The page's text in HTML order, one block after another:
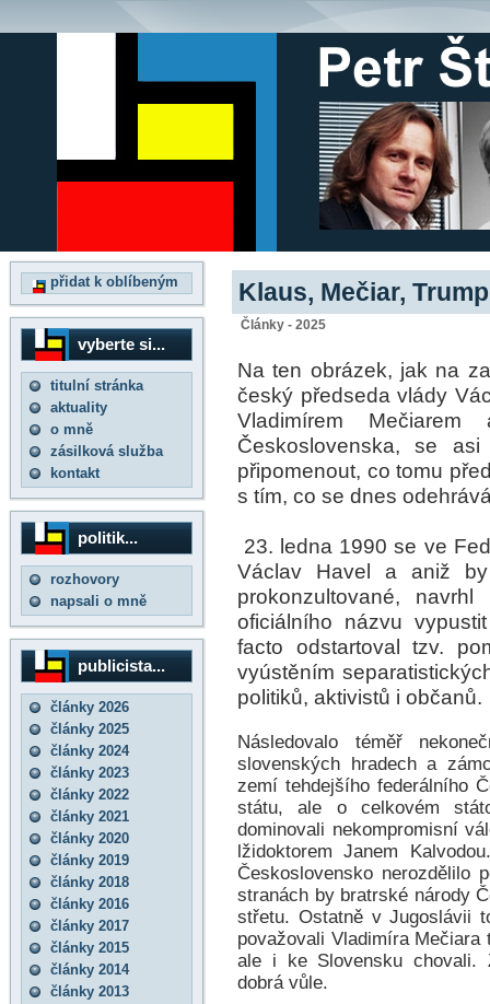
přidat k oblíbeným
vyberte si...
titulní stránka
aktuality
o mně
zásilková služba
kontakt
politik...
rozhovory
napsali o mně
publicista...
články 2026
články 2025
články 2024
články 2023
články 2022
články 2021
články 2020
články 2019
články 2018
články 2016
články 2017
články 2015
články 2014
články 2013
Klaus, Mečiar,
Články - 2025
Na ten obrázek, jak na
český předseda vlády
Vladimírem
Československa, se
připomenout, co tomu
s tím, co se dnes
23. ledna 1990 se ve
Václav Havel a aniž
prokonzultované,
oficiálního názvu
facto odstartoval tzv.
vyústěním
politiků, aktivistů i občanů.
Následovalo téměř
slovenských hradech a
zemí tehdejšího federálního
státu, ale o celkovém
dominovali nekompromisní
lžidoktorem Janem
Československo nerozdělilo
stranách by bratrské národy
střetu. Ostatně v Jugoslávii
považovali Vladimíra
ale i ke Slovensku chovali.
dobrá vůle.